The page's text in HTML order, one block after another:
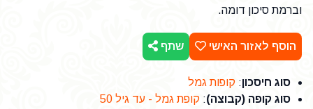
וברמת סיכון דומה.
הוסף לאזור האישי שתף
סוג חיסכון: קופות גמל
סוג קופה (קבוצה): קופת גמל - עד גיל 50